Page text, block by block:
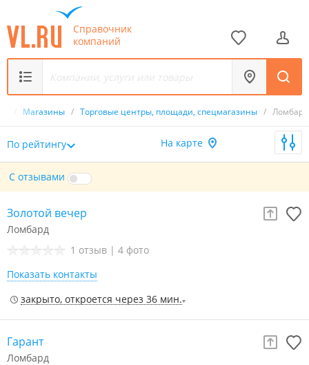
Справочник
компаний
Магазины / Торговые центры, площади, спецмагазины /
По рейтингу На карте
С отзывами
Золотой вечер
Ломбард
1 отзыв | 4 фото
Показать контакты
закрыто, откроется через 36 мин.
Гарант
Ломбард